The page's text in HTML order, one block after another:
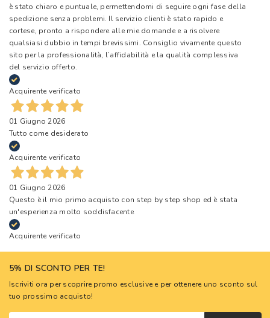
è stato chiaro e puntuale, permettendomi di seguire ogni fase della
spedizione senza problemi. Il servizio clienti è stato rapido e
cortese, pronto a rispondere alle mie domande e a risolvere
qualsiasi dubbio in tempi brevissimi. Consiglio vivamente questo
sito per la professionalità, l’affidabilità e la qualità complessiva
del servizio offerto.
Acquirente verificato
01 Giugno 2026
Tutto come desiderato
Acquirente verificato
01 Giugno 2026
Questo è il mio primo acquisto con step by step shop ed è stata
un'esperienza molto soddisfacente
Acquirente verificato
5% DI SCONTO PER TE!
Iscriviti ora per scoprire promo esclusive e per ottenere uno sconto sul
tuo prossimo acquisto!